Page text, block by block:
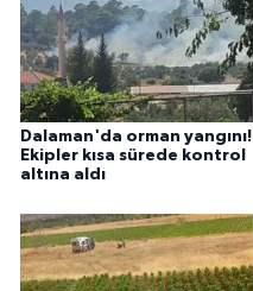
Dalaman'da orman yangını!
Ekipler kısa sürede kontrol
altına aldı